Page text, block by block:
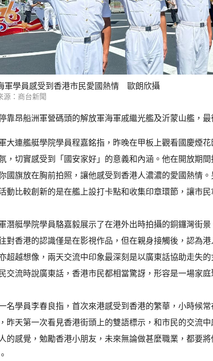
軍學員感受到香港市民愛國熱情 歐朗欣攝
源：商台新聞
靠昂船洲軍營碼頭的解放軍海軍戚繼光艦及沂蒙山艦，
大連艦艇學院學員程嘉銘指，昨晚在甲板上觀看國慶煙
，切實感受到「國安家好」的意義和內涵。他在開放期
國旗放在胸前拍照，讓他感受到香港人濃濃的愛國熱情
動比較創新的是在艦上設打卡點和收集印章環節，讓市民
潛艇學院學員駱嘉毅展示了在港外出時拍攝的銅鑼灣街
對香港的認識僅是在影視作品，但在親身接觸後，認為
超越想像，兩天交流中印象最深刻是以廣東話協助走失
交流時說廣東話，香港市民都相當驚訝，形容是一場家庭
名學員李春良指，首次來港感受到香港的繁華，小時候
昨天第一次看見香港街頭上的雙語標示，和市民的交流
的感覺，勉勵香港小朋友，未來無論做甚麼職業，都要